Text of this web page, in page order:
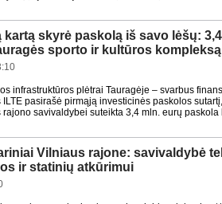
kartą skyrė paskolą iš savo lėšų:
sporto ir kultūros kompleksą
infrastruktūros plėtrai Tauragėje – svarbus
pasirašė pirmąją investicinės paskolos
rajono savivaldybei suteikta 3,4 mln. eurų
Vilniaus rajone: savivaldybė
ir statinių atkūrimui